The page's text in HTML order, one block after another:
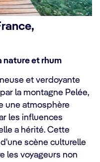
nature et rhum
et verdoyante
la montagne Pelée,
une atmosphère
les influences
a hérité. Cette
scène culturelle
les voyageurs non